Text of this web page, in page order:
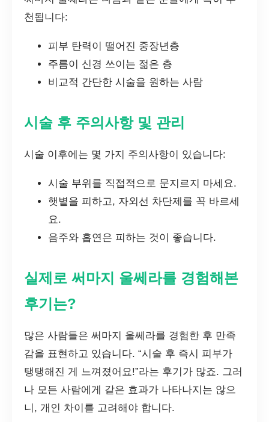
천됩니다:
피부 탄력이 떨어진 중장년층
주름이 신경 쓰이는 젊은 층
비교적 간단한 시술을 원하는 사람
시술 후 주의사항 및 관리
시술 이후에는 몇 가지 주의사항이 있습니다:
시술 부위를 직접적으로 문지르지 마세요.
햇볕을 피하고, 자외선 차단제를 꼭 바르세
요.
음주와 흡연은 피하는 것이 좋습니다.
실제로 써마지 울쎄라를 경험해본
후기는?
많은 사람들은 써마지 울쎄라를 경험한 후 만족
감을 표현하고 있습니다. “시술 후 즉시 피부가
탱탱해진 게 느껴졌어요!”라는 후기가 많죠. 그러
나 모든 사람에게 같은 효과가 나타나지는 않으
니, 개인 차이를 고려해야 합니다.